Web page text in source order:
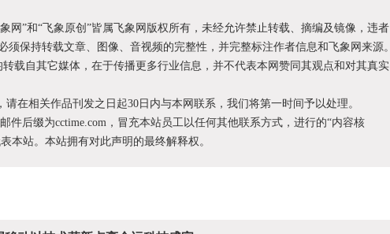
网”和“飞象原创”皆属飞象网版权所有，未经允许禁止转载、摘编及镜像，违者
须保持转载文章、图像、音视频的完整性，并完整标注作者信息和飞象网来源。
载自其它媒体，在于传播更多行业信息，并不代表本网赞同其观点和对其真实
在相关作品刊发之日起30日内与本网联系，我们将第一时间予以处理。
件后缀为cctime.com，冒充本站员工以任何其他联系方式，进行的“内容核
本站。本站拥有对此声明的最终解释权。